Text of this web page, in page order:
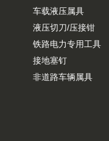
车载液压属具
液压切刀/压接钳
铁路电力专用工具
接地塞钉
非道路车辆属具